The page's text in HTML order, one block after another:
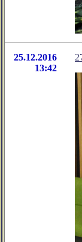
25.12.2016
13:42